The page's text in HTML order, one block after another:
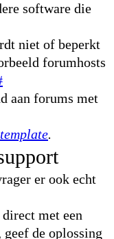
software die
niet of beperkt
forumhosts
aan forums met
.
er ook echt
met een
de oplossing